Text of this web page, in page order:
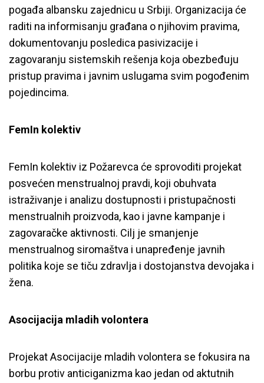
pogađa albansku zajednicu u Srbiji. Organizacija će
raditi na informisanju građana o njihovim pravima,
dokumentovanju posledica pasivizacije i
zagovaranju sistemskih rešenja koja obezbeđuju
pristup pravima i javnim uslugama svim pogođenim
pojedincima.
FemIn kolektiv
FemIn kolektiv iz Požarevca će sprovoditi projekat
posvećen menstrualnoj pravdi, koji obuhvata
istraživanje i analizu dostupnosti i pristupačnosti
menstrualnih proizvoda, kao i javne kampanje i
zagovaračke aktivnosti. Cilj je smanjenje
menstrualnog siromaštva i unapređenje javnih
politika koje se tiču zdravlja i dostojanstva devojaka i
žena.
Asocijacija mladih volontera
Projekat Asocijacije mladih volontera se fokusira na
borbu protiv anticiganizma kao jedan od aktutnih